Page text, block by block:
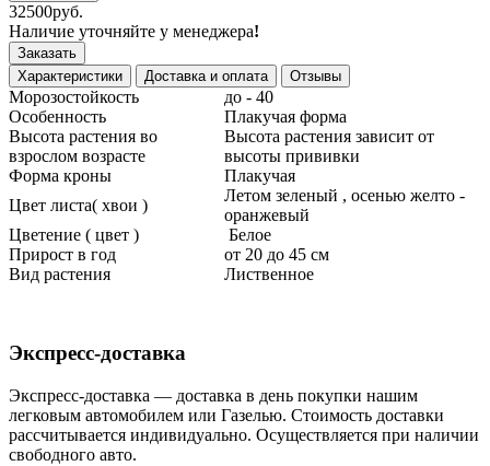
32500руб.
Наличие уточняйте у менеджера!
Заказать
Характеристики
Доставка и оплата Отзывы
Морозостойкость
до - 40
Особенность
Плакучая форма
Высота растения во
взрослом возрасте
Высота растения зависит от
высоты прививки
Форма кроны
Плакучая
Цвет листа( хвои )
Летом зеленый , осенью желто -
оранжевый
Цветение ( цвет )
Белое
Прирост в год
от 20 до 45 см
Вид растения
Лиственное
Экспресс-доставка
Экспресс-доставка — доставка в день покупки нашим
легковым автомобилем или Газелью. Стоимость доставки
рассчитывается индивидуально. Осуществляется при наличии
свободного авто.